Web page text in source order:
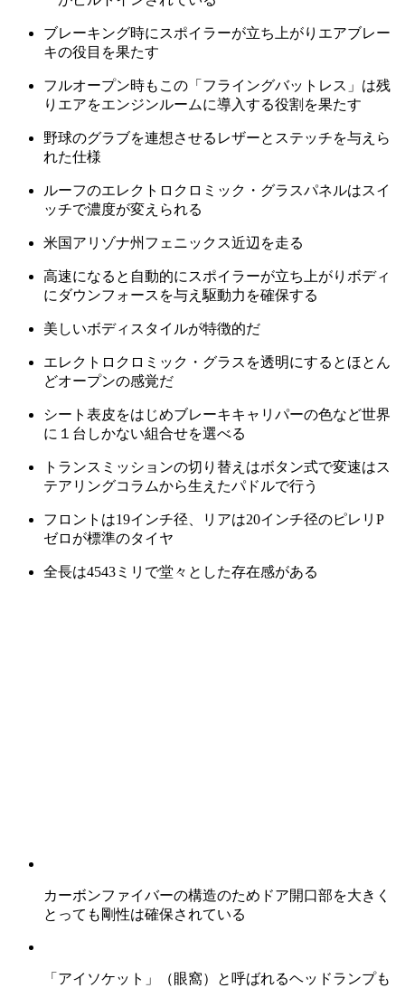
ブレーキング時にスポイラーが立ち上がりエアブレー
キの役目を果たす
フルオープン時もこの「フライングバットレス」は残
りエアをエンジンルームに導入する役割を果たす
野球のグラブを連想させるレザーとステッチを与えら
れた仕様
ルーフのエレクトロクロミック・グラスパネルはスイ
ッチで濃度が変えられる
米国アリゾナ州フェニックス近辺を走る
高速になると自動的にスポイラーが立ち上がりボディ
にダウンフォースを与え駆動力を確保する
美しいボディスタイルが特徴的だ
エレクトロクロミック・グラスを透明にするとほとん
どオープンの感覚だ
シート表皮をはじめブレーキキャリパーの色など世界
に１台しかない組合せを選べる
トランスミッションの切り替えはボタン式で変速はス
テアリングコラムから生えたパドルで行う
フロントは19インチ径、リアは20インチ径のピレリP
ゼロが標準のタイヤ
全長は4543ミリで堂々とした存在感がある
カーボンファイバーの構造のためドア開口部を大きく
とっても剛性は確保されている
「アイソケット」（眼窩）と呼ばれるヘッドランプも